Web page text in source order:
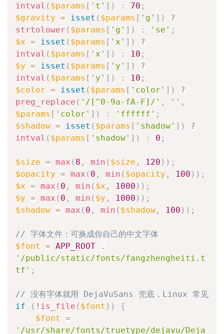
intval ( $params [ 't' ] ) : 70 ;
$gravity = isset ( $params [ 'g' ] )
?
strtolower ( $params [ 'g' ] ) : 'se' ;
$x = isset ( $params [ 'x' ] )
?
intval ( $params [ 'x' ] ) : 10 ;
$y = isset ( $params [ 'y' ] )
?
intval ( $params [ 'y' ] ) : 10 ;
$color = isset ( $params [ 'color' ] )
?
preg_replace ( '/[^0-9a-fA-F]/' , '' ,
$params [ 'color' ] ) : 'ffffff' ;
$shadow = isset ( $params [ 'shadow' ] )
?
intval ( $params [ 'shadow' ] ) : 0 ;
$size = max ( 8 , min ( $size , 120 ) ) ;
$opacity = max ( 0 , min ( $opacity , 100 ) ) ;
$x = max ( 0 , min ( $x , 1000 ) ) ;
$y = max ( 0 , min ( $y , 1000 ) ) ;
$shadow = max ( 0 , min ( $shadow , 100 ) ) ;
// 字体文件：可换成你自己的中文字体
$font
= APP_ROOT
.
'/public/static/fonts/fangzhengheiti.t
tf' ;
// 没有字体就用 DejaVuSans 兜底，Linux 常见
if
( ! is_file ( $font ) )
{
$font
=
'/usr/share/fonts/truetype/dejavu/Deja